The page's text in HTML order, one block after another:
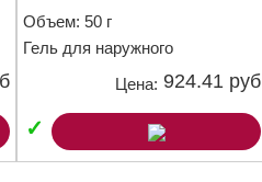
Объем: 50 г
Гель для наружного
Цена: 924.41 руб
✓